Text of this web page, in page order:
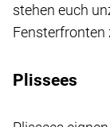
stehen euch
Fensterfronten
Plissees